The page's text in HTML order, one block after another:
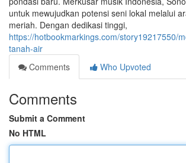
untuk mewujudkan potensi seni lokal melalui
meriah. Dengan dedikasi tinggi,
https://hotbookmarkings.com/story19217550/
tanah-air
Comments
Who Upvoted
Comments
Submit a Comment
No HTML